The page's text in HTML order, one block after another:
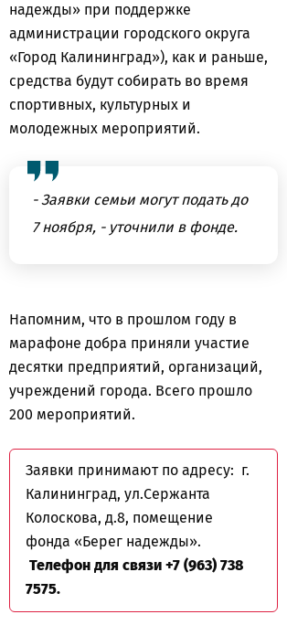
надежды» при поддержке
администрации городского округа
«Город Калининград»), как и раньше,
средства будут собирать во время
спортивных, культурных и
молодежных мероприятий.
- Заявки семьи могут подать до
7 ноября, - уточнили в фонде.
Напомним, что в прошлом году в
марафоне добра приняли участие
десятки предприятий, организаций,
учреждений города. Всего прошло
200 мероприятий.
Заявки принимают по адресу: г.
Калининград, ул.Сержанта
Колоскова, д.8, помещение
фонда «Берег надежды».
Телефон для связи +7 (963) 738
7575.